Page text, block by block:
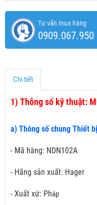
Tư vấn mua hàng
0909.067.950
Chi tiết
1) Thông số kỹ thuật:
a) Thông số chung Thiết
- Mã hàng: NDN102A
- Hãng sản xuất: Hager
- Xuất xứ: Pháp